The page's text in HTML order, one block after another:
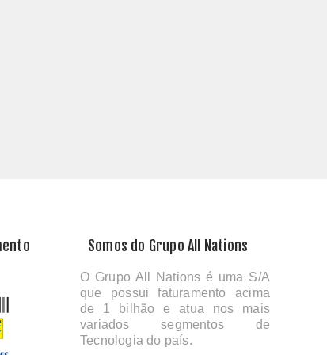
Somos do Grupo All Nations
O Grupo All Nations é uma S/A
que possui faturamento acima
de 1 bilhão e atua nos mais
variados segmentos de
Tecnologia do país.